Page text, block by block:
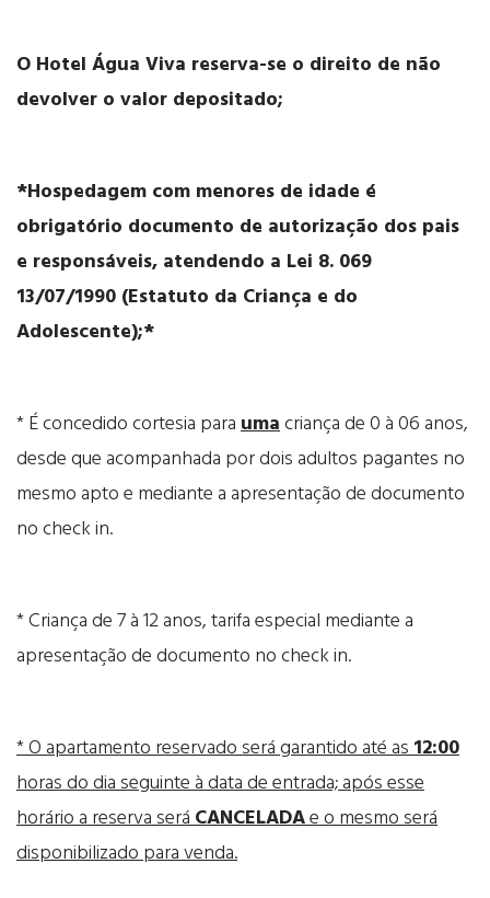
O Hotel Água Viva reserva-se o direito de não
devolver o valor depositado;
*Hospedagem com menores de idade é
obrigatório documento de autorização dos pais
e responsáveis, atendendo a Lei 8. 069
13/07/1990 (Estatuto da Criança e do
Adolescente);*
* É concedido cortesia paraumacriança de 0 à 06 anos,
desde que acompanhada por dois adultos pagantes no
mesmo apto e mediante a apresentação de documento
no check in.
* Criança de 7 à 12 anos, tarifa especial mediante a
apresentação de documento no check in.
* O apartamento reservado será garantido até as12:00
horas do dia seguinte à data de entrada; após esse
horário a reserva seráCANCELADAe o mesmo será
disponibilizado para venda.